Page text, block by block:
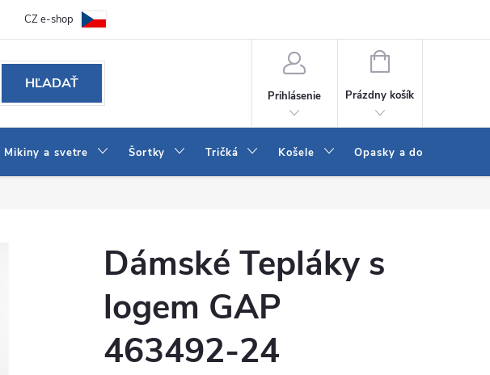
Ako vybrať džínsy Wrangler a LEE
CZ e-shop
HĽADAŤ
Prihlásenie
NÁKUPNÝ
Prázdny košík
Mikiny a svetre Šortky Tričká Košele Opasky a doplnky
Dámské Tepláky s
logem GAP
463492-24